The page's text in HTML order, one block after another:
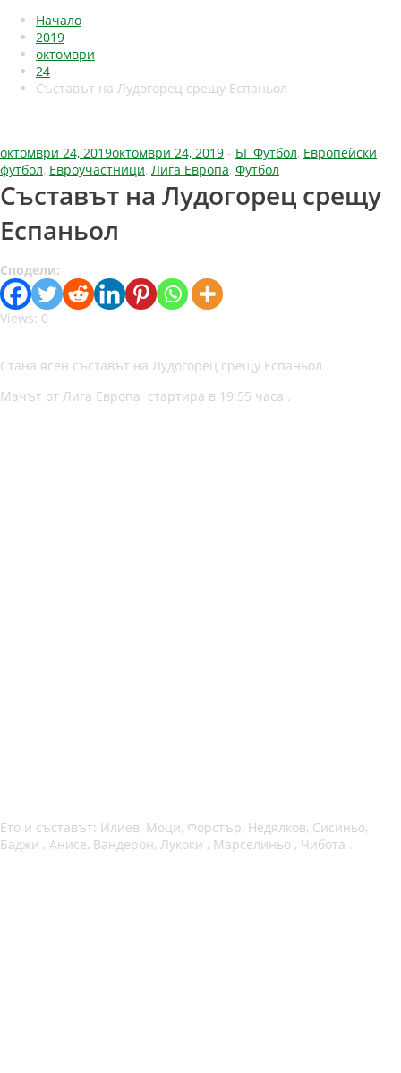
Начало
2019
октомври
24
Съставът на Лудогорец срещу Еспаньол
октомври 24, 2019октомври 24, 2019 - БГ Футбол, Европейски
футбол, Евроучастници, Лига Европа, Футбол
Съставът на Лудогорец срещу
Еспаньол
Сподели:
Views: 0
Стана ясен съставът на Лудогорец срещу Еспаньол .
Мачът от Лига Европа стартира в 19:55 часа .
Ето и съставът: Илиев, Моци, Форстър, Недялков, Сисиньо,
Баджи , Анисе, Вандерон, Лукоки , Марселиньо , Чибота .